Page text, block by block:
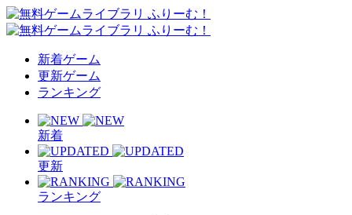
新着ゲーム
更新ゲーム
ランキング
新着
更新
ランキング